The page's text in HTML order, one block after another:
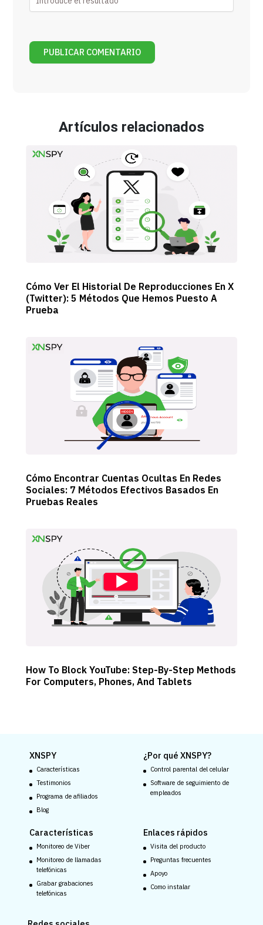
Artículos relacionados
Cómo Ver El Historial De Reproducciones En X
(Twitter): 5 Métodos Que Hemos Puesto A
Prueba
Cómo Encontrar Cuentas Ocultas En Redes
Sociales: 7 Métodos Efectivos Basados ​​en
Pruebas Reales
How To Block YouTube: Step-By-Step Methods
For Computers, Phones, And Tablets
XNSPY
Características
Testimonios
Programa de afiliados
Blog
¿Por qué XNSPY?
Control parental del celular
Software de seguimiento de
empleados
Características
Monitoreo de Viber
Monitoreo de llamadas
telefónicas
Grabar grabaciones
telefónicas
Enlaces rápidos
Visita del producto
Preguntas frecuentes
Apoyo
Como instalar